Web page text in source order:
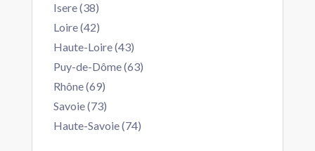
Isere (38)
Loire (42)
Haute-Loire (43)
Puy-de-Dôme (63)
Rhône (69)
Savoie (73)
Haute-Savoie (74)